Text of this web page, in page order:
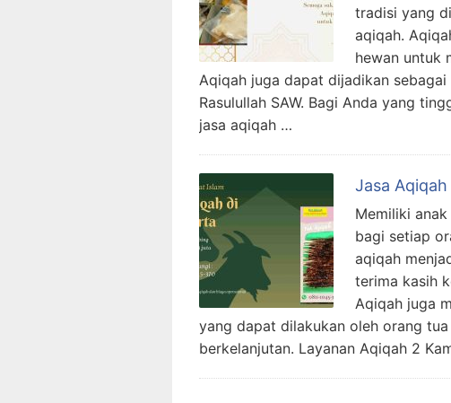
tradisi yang
aqiqah.
hewan untuk
Aqiqah juga dapat dijadikan
Rasulullah SAW. Bagi Anda yang
jasa aqiqah …
Jasa
Memiliki
bagi setiap
aqiqah
terima kasih
Aqiqah juga
yang dapat dilakukan oleh orang
berkelanjutan. Layanan Aqiqah 2